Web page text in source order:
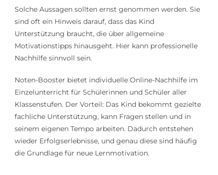
Solche Aussagen sollten ernst genommen werden. Sie
sind oft ein Hinweis darauf, dass das Kind
Unterstützung braucht, die über allgemeine
Motivationstipps hinausgeht. Hier kann professionelle
Nachhilfe sinnvoll sein.
Noten-Booster bietet individuelle Online-Nachhilfe im
Einzelunterricht für Schülerinnen und Schüler aller
Klassenstufen. Der Vorteil: Das Kind bekommt gezielte
fachliche Unterstützung, kann Fragen stellen und in
seinem eigenen Tempo arbeiten. Dadurch entstehen
wieder Erfolgserlebnisse, und genau diese sind häufig
die Grundlage für neue Lernmotivation.